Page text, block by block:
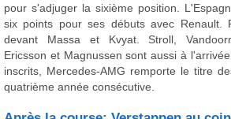
pour s'adjuger la sixième position.
six points pour ses débuts avec Renault.
devant Massa et Kvyat. Stroll,
Ericsson et Magnussen sont aussi à
inscrits, Mercedes-AMG remporte le titre
quatrième année consécutive.